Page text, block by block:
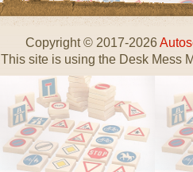
Copyright © 2017-2026
This site is using the Desk Mess